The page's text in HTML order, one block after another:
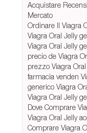
Acquistare
Mercato
Ordinare Il Viagra
Viagra Oral Jelly
Viagra Oral Jelly
precio de Viagra
prezzo Viagra
farmacia venden
generico Viagra
Viagra Oral Jelly
Dove Comprare
Viagra Oral Jelly
Comprare Viagra